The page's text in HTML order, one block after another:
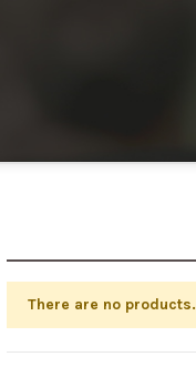
There are no products.